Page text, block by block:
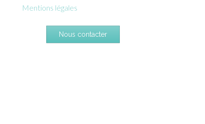
Mentions légales
Nous contacter